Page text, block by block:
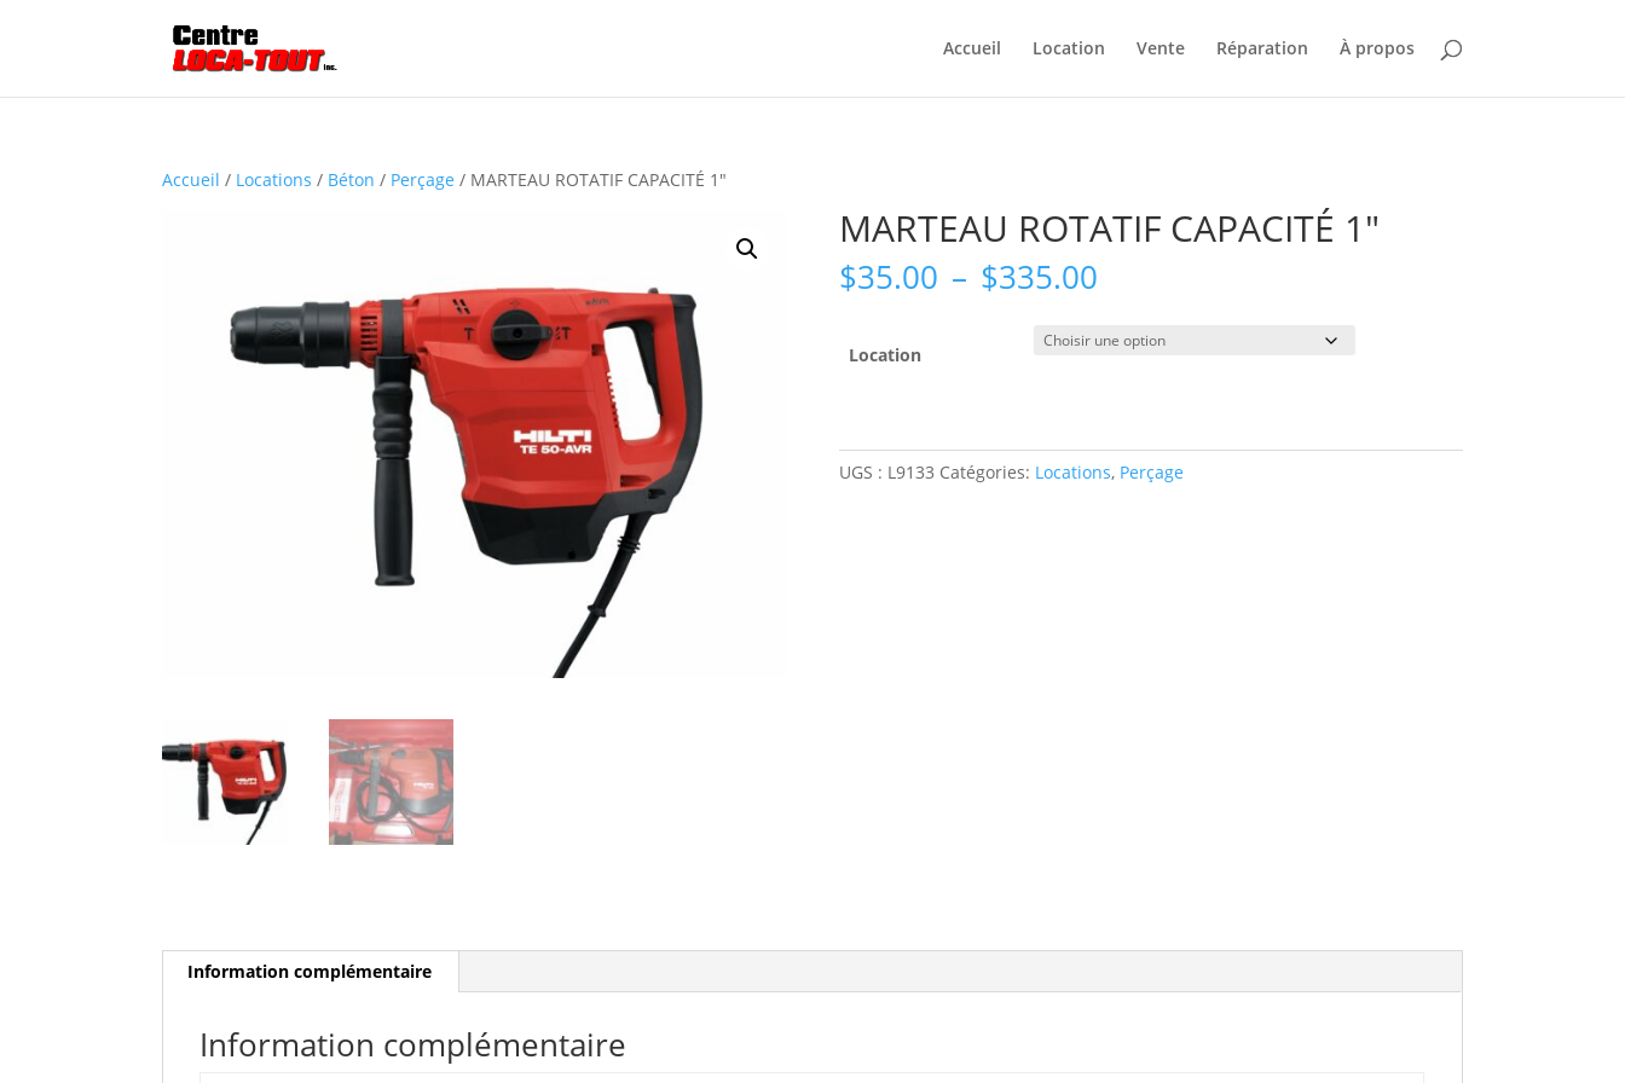
Accueil Location Vente Réparation À propos
Accueil / Locations / Béton / Perçage / MARTEAU ROTATIF CAPACITÉ 1″
MARTEAU ROTATIF CAPACITÉ 1″
$35.00 – $335.00Plage
prix :
$35.00
Location
UGS : L9133 Catégories: Locations, Perçage
Information complémentaire
Information complémentaire